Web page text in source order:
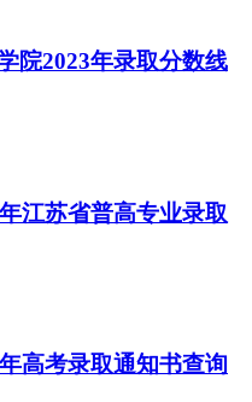
院2023年录取分数线
江苏省普高专业录取
高考录取通知书查询